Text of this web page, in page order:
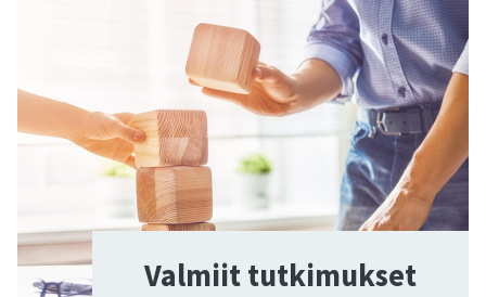
Val­miit tut­ki­muk­set